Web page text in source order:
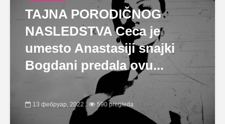
TAJNA PORODIČNOG
NASLEDSTVA Ceca je
umesto Anastasiji snajki
Bogdani predala ovu...
13 фебруар, 2022 590 pregleda